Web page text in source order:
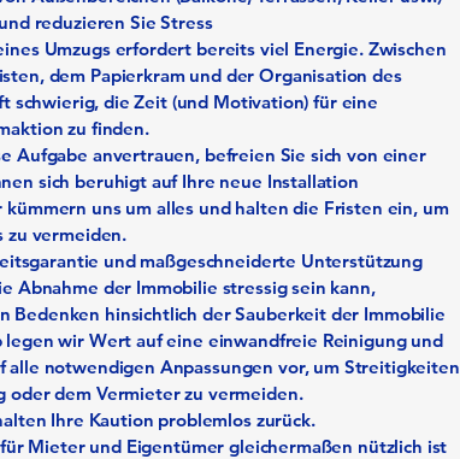
reduzieren Sie Stress
Umzugs erfordert bereits viel Energie. Zwischen
dem Papierkram und der Organisation des
schwierig, die Zeit (und Motivation) für eine
zu finden.
Aufgabe anvertrauen, befreien Sie sich von einer
sich beruhigt auf Ihre neue Installation
uns um alles und halten die Fristen ein, um
zu vermeiden.
und maßgeschneiderte Unterstützung
Abnahme der Immobilie stressig sein kann,
Bedenken hinsichtlich der Sauberkeit der Immobilie
legen wir Wert auf eine einwandfreie Reinigung und
alle notwendigen Anpassungen vor, um Streitigkeiten
oder dem Vermieter zu vermeiden.
Ihre Kaution problemlos zurück.
Mieter und Eigentümer gleichermaßen nützlich ist